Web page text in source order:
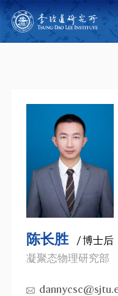
陈长胜
/ 博士后
凝聚态物理研究部